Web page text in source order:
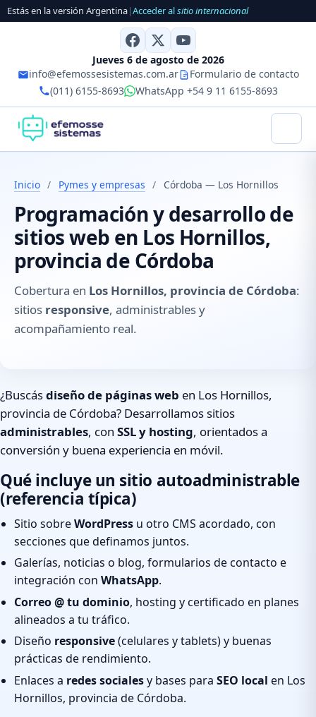
Estás en la versión Argentina|Acceder alsitio internacional
Jueves 6 de agosto de 2026
info@efemossesistemas.com.ar
Formulario de contacto
(011) 6155-8693
WhatsApp +54 9 11 6155-8693
Inicio / Pymes y empresas / Córdoba — Los Hornillos
Programación y desarrollo de
sitios web en Los Hornillos,
provincia de Córdoba
Cobertura en Los Hornillos, provincia de Córdoba:
sitios responsive, administrables y
acompañamiento real.
¿Buscásdiseño de páginas web en Los Hornillos,
provincia de Córdoba? Desarrollamos sitios
administrables, con SSL y hosting, orientados a
conversión y buena experiencia en móvil.
Qué incluye un sitio autoadministrable
(referencia típica)
Sitio sobreWordPress u otro CMS acordado, con
secciones que definamos juntos.
Galerías, noticias o blog, formularios de contacto e
integración con WhatsApp.
Correo @ tu dominio, hosting y certificado en planes
alineados a tu tráfico.
Diseño responsive(celulares y tablets) y buenas
prácticas de rendimiento.
Enlaces a redes socialesy bases para SEO local en Los
Hornillos, provincia de Córdoba.